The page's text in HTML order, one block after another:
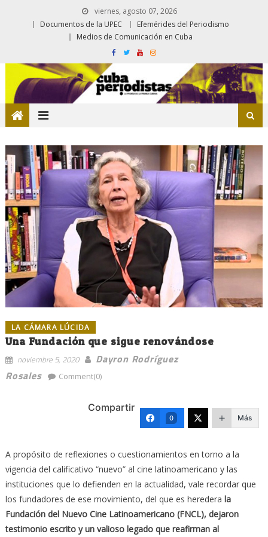
viernes, agosto 07, 2026
Documentos de la UPEC
Efemérides del Periodismo
Medios de Comunicación en Cuba
LA CÁMARA LÚCIDA
Una Fundación que sigue renovándose
noviembre 5, 2020
Dayron Rodríguez
Rosales
Comment(0)
Compartir
0 Más
A propósito de reflexiones o cuestionamientos en torno a la
vigencia del calificativo “nuevo” al cine latinoamericano y las
instituciones que lo defienden en la actualidad, vale recordar que
los fundadores de ese movimiento, del que es heredera la
Fundación del Nuevo Cine Latinoamericano (FNCL), dejaron
testimonio escrito y un valioso legado que reafirman al